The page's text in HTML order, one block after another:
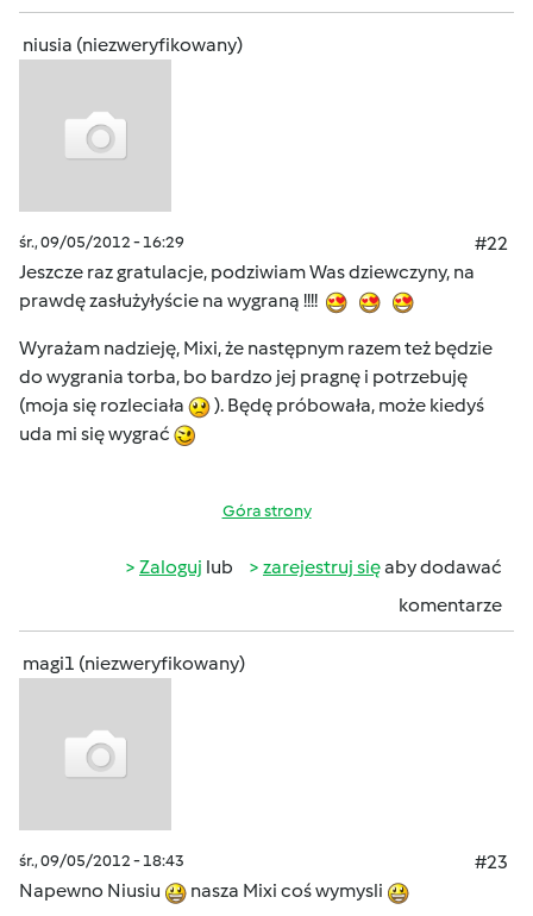
niusia (niezweryfikowany)
śr., 09/05/2012 - 16:29
#22
Jeszcze raz gratulacje, podziwiam Was dziewczyny, na
prawdę zasłużyłyście na wygraną !!!!
Wyrażam nadzieję, Mixi, że następnym razem też będzie
do wygrania torba, bo bardzo jej pragnę i potrzebuję
(moja się rozleciała
). Będę próbowała, może kiedyś
uda mi się wygrać
Góra strony
Zaloguj lub zarejestruj sięaby dodawać
komentarze
magi1 (niezweryfikowany)
śr., 09/05/2012 - 18:43
#23
Napewno Niusiu
nasza Mixi coś wymysli